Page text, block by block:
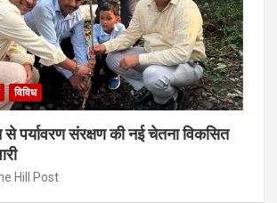
विविध
पर्यावरण संरक्षण की नई चेतना विकसित
Hill Post